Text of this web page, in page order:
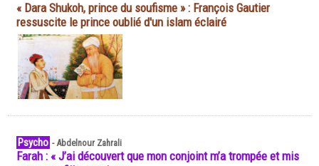
« Dara Shukoh, prince du soufisme » : François Gautier
ressuscite le prince oublié d'un islam éclairé
Psycho -Abdelnour Zahrali
Farah : « J’ai découvert que mon conjoint m’a trompée et mis